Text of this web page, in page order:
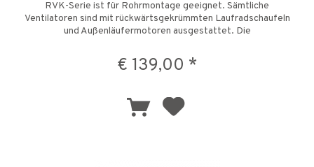
RVK-Serie ist für Rohrmontage geeignet. Sämtliche
Ventilatoren sind mit rückwärtsgekrümmten Laufradschaufeln
und Außenläufermotoren ausgestattet. Die
€ 139,00 *